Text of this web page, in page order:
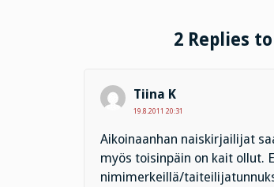
2 Replies
Tiina K
19.8.2011 20:31
Aikoinaanhan naiskirjailijat
myös toisinpäin on kait ollut.
nimimerkeillä/